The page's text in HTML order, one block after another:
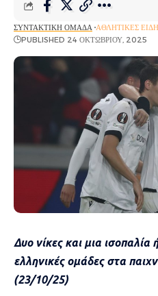
ΣΥΝΤΑΚΤΙΚΉ ΟΜΆΔΑ ΑΘΛΗΤΙΚΈΣ
PUBLISHED 24 ΟΚΤΩΒΡΊΟΥ, 2025
Δυο νίκες και μια ισοπαλία
ελληνικές ομάδες στα
(23/10/25)